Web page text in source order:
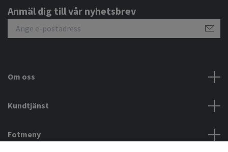
Anmäl dig till vår nyhetsbrev
Om oss
Kundtjänst
Fotmeny